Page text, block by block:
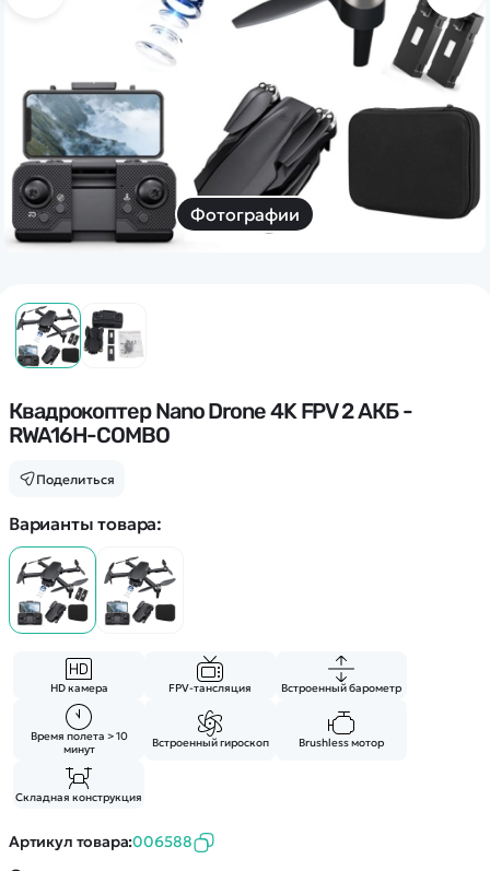
Фотографии
Квадрокоптер Nano Drone 4K FPV 2 АКБ -
RWA16H-COMBO
Поделиться
Варианты товара:
HD камера FPV-тансляция Встроенный барометр
Время полета > 10
минут
Встроенный гироскоп Brushless мотор
Складная конструкция
Артикул товара:006588
Дополнительный способ связи
WhatsApp/Мобильный
Есть вопрос? Можем связаться с вами
Заказать звонок
Наши соцсети:
Каталог
Квадрокоптеры
Машинки
Катера
Роботы
Самолеты
Сборные модели
Спецтехника
Железные дороги
Конструкторы
Запчасти для моделей
Информация
Оптовые продажи
Статьи про беспилотники
Обзор квадрокоптеров
Аренда Квадрокоптеров
Покупка в кредит
Покупателю
Контакты
Оплата и доставка
Помощь
Отследить заказ
Оплата на сайте